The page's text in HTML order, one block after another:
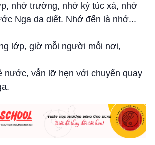
nhớ trường, nhớ ký túc xá, nhớ
Nga da diết. Nhớ đến là nhớ...
lớp, giờ mỗi người mỗi nơi,
nước, vẫn lỡ hẹn với chuyến quay